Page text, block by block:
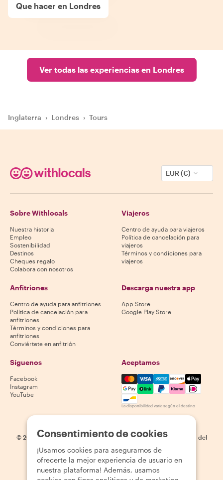
Que hacer en Londres
Ver todas las experiencias en Londres
Inglaterra › Londres › Tours
EUR (€)
Sobre Withlocals
Nuestra historia
Empleo
Sostenibilidad
Destinos
Cheques regalo
Colabora con nosotros
Viajeros
Centro de ayuda para viajeros
Política de cancelación para
viajeros
Términos y condiciones para
viajeros
Anfitriones
Centro de ayuda para anfitriones
Política de cancelación para
anfitriones
Términos y condiciones para
anfitriones
Conviértete en anfitrión
Descarga nuestra app
App Store
Google Play Store
Síguenos
Facebook
Instagram
YouTube
Aceptamos
Mastercard, Visa, Amex,
La disponibilidad varía según el destino
© 2026 Withlocals.com | Política de privacidad | Cookies
Mapa del
Consentimiento de cookies
¡Usamos cookies para asegurarnos de
ofrecerte la mejor experiencia de usuario en
nuestra plataforma! Además, usamos